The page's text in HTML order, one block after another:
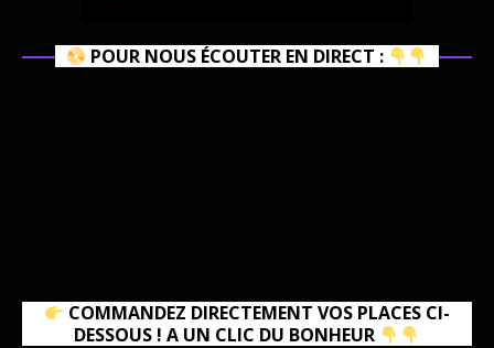
POUR NOUS ÉCOUTER EN DIRECT :
COMMANDEZ DIRECTEMENT VOS PLACES CI-
DESSOUS ! A UN CLIC DU BONHEUR